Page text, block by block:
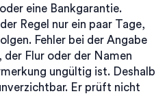
eine Bankgarantie.
Regel nur ein paar Tage,
Fehler bei der Angabe
der Flur oder der Namen
ungültig ist. Deshalb
Er prüft nicht